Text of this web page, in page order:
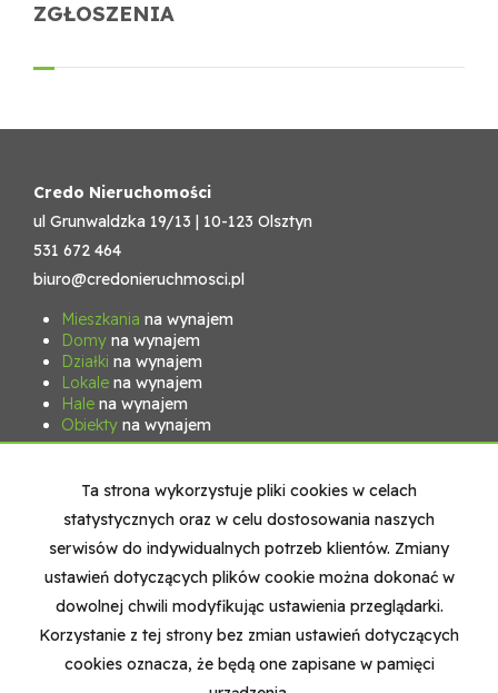
ZGŁOSZENIA
Credo Nieruchomości
ul Grunwaldzka 19/13 | 10-123 Olsztyn
531 672 464
biuro@credonieruchmosci.pl
Mieszkania na wynajem
Domy na wynajem
Działki na wynajem
Lokale na wynajem
Hale na wynajem
Obiekty na wynajem
Domyna sprzedaż
na sprzedaż
Lokalena sprzedaż
Halena sprzedaż
Obiekty
na sprzedaż
Strona główna Nasz zespół Kup Sprzedaj
Ta strona wykorzystuje pliki cookies w celach
statystycznych oraz w celu dostosowania naszych
serwisów do indywidualnych potrzeb klientów. Zmiany
ustawień dotyczących plików cookie można dokonać w
dowolnej chwili modyfikując ustawienia przeglądarki.
Korzystanie z tej strony bez zmian ustawień dotyczących
cookies oznacza, że będą one zapisane w pamięci